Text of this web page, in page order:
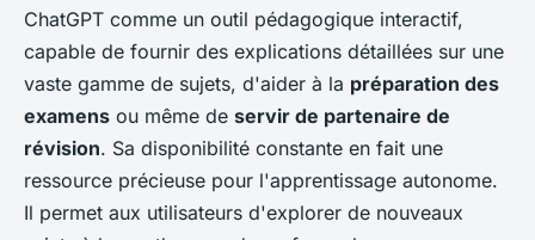
ChatGPT comme un outil pédagogique interactif,
capable de fournir des explications détaillées sur une
vaste gamme de sujets, d'aider à la préparation des
examens ou même de servir de partenaire de
révision. Sa disponibilité constante en fait une
ressource précieuse pour l'apprentissage autonome.
Il permet aux utilisateurs d'explorer de nouveaux